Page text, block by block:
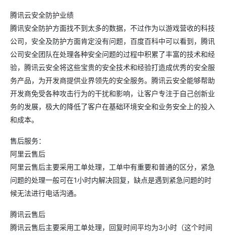
腾讯云安全防护业绩
腾讯安全防护方面找不到太多的数据，不过作为以游戏营收的科技
公司，安全及防护方面肯定没有问题，百度百科中可以看到，腾讯
公司安全团队在处理各种安全问题的过程中积累了丰富的技术和经
验，腾讯云安全将这些宝贵的安全技术和经验打造成优秀的安全服
务产品，为开发商提供业界领先的安全服务。腾讯云安全能够帮助
开发商免受各种攻击行为的干扰和影响，让客户专注于自己创新业
务的发展，极大的降低了客户在基础环境安全和业务安全上的投入
和成本。
售后服务：
阿里云售后
阿里云售后主要采用工单处理，工单中有重要和普通的区分，紧急
问题的处理一般可在1小时内解决回复，缺点是遇到紧急问题的时
候无法进行电话沟通。
腾讯云售后
腾讯云售后主要采用工单处理，回复时间平均为3小时（这个时间